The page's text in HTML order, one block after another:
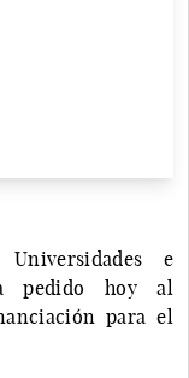
e
pedido hoy al
para el